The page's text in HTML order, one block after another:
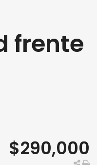
frente
$290,000